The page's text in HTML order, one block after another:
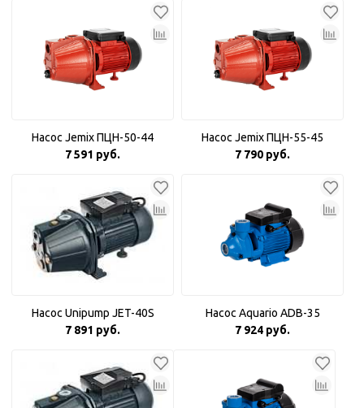
Насос Jemix ПЦН-50-44
7 591 руб.
Насос Jemix ПЦН-55-45
7 790 руб.
Насос Unipump JET-40S
7 891 руб.
Насос Aquario ADB-35
7 924 руб.